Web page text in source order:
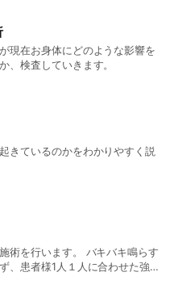
さい！
せて
けています ≫
す。
現在お身体にどのような影響を
、検査していきます。
きているのかをわかりやすく説
術を行います。 バキバキ鳴らす
、患者様1人１人に合わせた強さ